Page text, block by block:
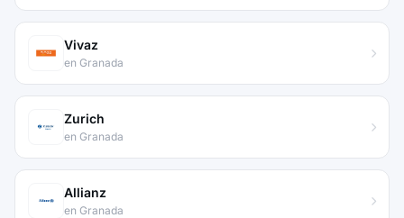
Vivaz
en Granada
Zurich
en Granada
Allianz
en Granada